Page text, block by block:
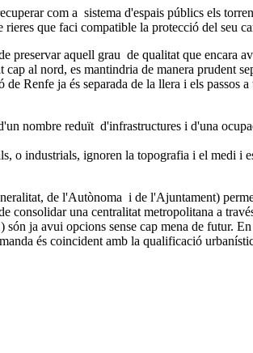
com a sistema d'espais públics els
que faci compatible la protecció del seu
preservar aquell grau de qualitat que encara
al nord, es mantindria de manera prudent
Renfe ja és separada de la llera i els passos
nombre reduït d'infrastructures i d'una
o industrials, ignoren la topografia i el medi
de l'Autònoma i de l'Ajuntament)
consolidar una centralitat metropolitana a
ja avui opcions sense cap mena de futur.
és coincident amb la qualificació